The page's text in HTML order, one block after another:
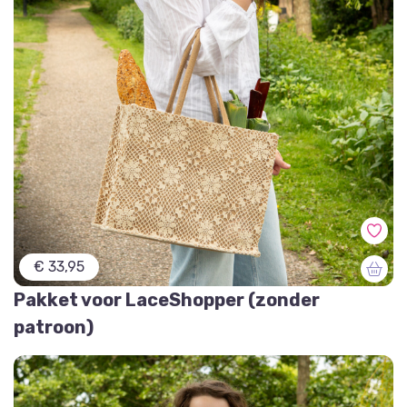
€ 33,95
Pakket voor LaceShopper (zonder
patroon)